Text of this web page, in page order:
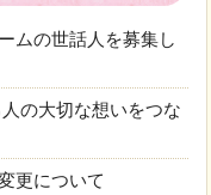
ムの世話人を募集し
の大切な想いをつな
更について